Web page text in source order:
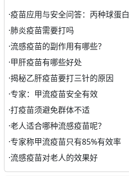
·疫苗应用与安全问答：丙种球蛋白
·肺炎疫苗需要打吗
·流感疫苗的副作用有哪些？
·甲肝疫苗有哪些好处
·揭秘乙肝疫苗要打三针的原因
·专家：甲流疫苗安全有效
·打疫苗须避免群体不适
·老人适合哪种流感疫苗呢？
·专家称甲流疫苗只有85%有效率
·流感疫苗对老人的效果好